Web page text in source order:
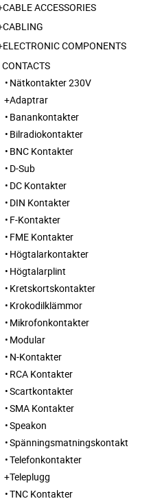
CABLE ACCESSORIES
CABLING
ELECTRONIC COMPONENTS
CONTACTS
Nätkontakter 230V
Adaptrar
Banankontakter
Bilradiokontakter
BNC Kontakter
D-Sub
DC Kontakter
DIN Kontakter
F-Kontakter
FME Kontakter
Högtalarkontakter
Högtalarplint
Kretskortskontakter
Krokodilklämmor
Mikrofonkontakter
Modular
N-Kontakter
RCA Kontakter
Scartkontakter
SMA Kontakter
Speakon
Spänningsmatningskontakt
Telefonkontakter
Teleplugg
TNC Kontakter